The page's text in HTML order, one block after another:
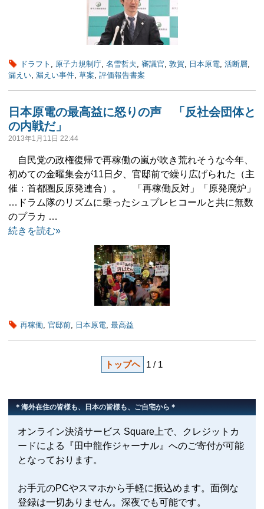
ドラフト , 原子力規制庁, 名雪哲夫, 審議官, 敦賀, 日本原電, 活断層,
漏えい, 漏えい事件, 草案, 評価報告書案
日本原電の最高益に怒りの声 「反社会団体と
の内戦だ」
2013年1月11日 22:44
自民党の政権復帰で再稼働の嵐が吹き荒れそうな今年、
初めての金曜集会が11日夕、官邸前で繰り広げられた（主
催：首都圏反原発連合）。 「再稼働反対」「原発廃炉」
…ドラム隊のリズムに乗ったシュプレヒコールと共に無数
のプラカ …
続きを読む»
再稼働, 官邸前, 日本原電, 最高益
トップヘ 1 / 1
＊海外在住の皆様も、日本の皆様も、ご自宅から＊
オンライン決済サービス Square上で、クレジットカ
ードによる『田中龍作ジャーナル』へのご寄付が可能
となっております。
お手元のPCやスマホから手軽に振込めます。面倒な
登録は一切ありません。深夜でも可能です。